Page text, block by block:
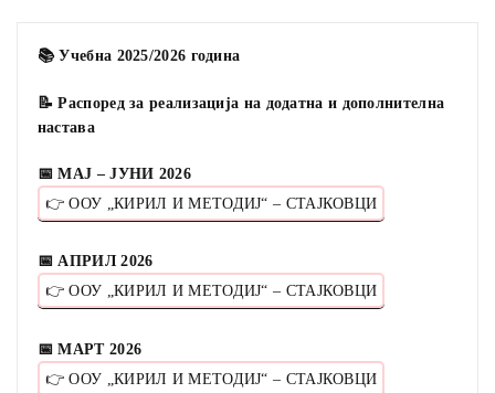
📚 Учебна 2025/2026 година
📝 Распоред за реализација на додатна и дополнителна
настава
📅 МАЈ – ЈУНИ 2026
👉 ООУ „КИРИЛ И МЕТОДИЈ“ – СТАЈКОВЦИ
📅 АПРИЛ 2026
👉 ООУ „КИРИЛ И МЕТОДИЈ“ – СТАЈКОВЦИ
📅 МАРТ 2026
👉 ООУ „КИРИЛ И МЕТОДИЈ“ – СТАЈКОВЦИ